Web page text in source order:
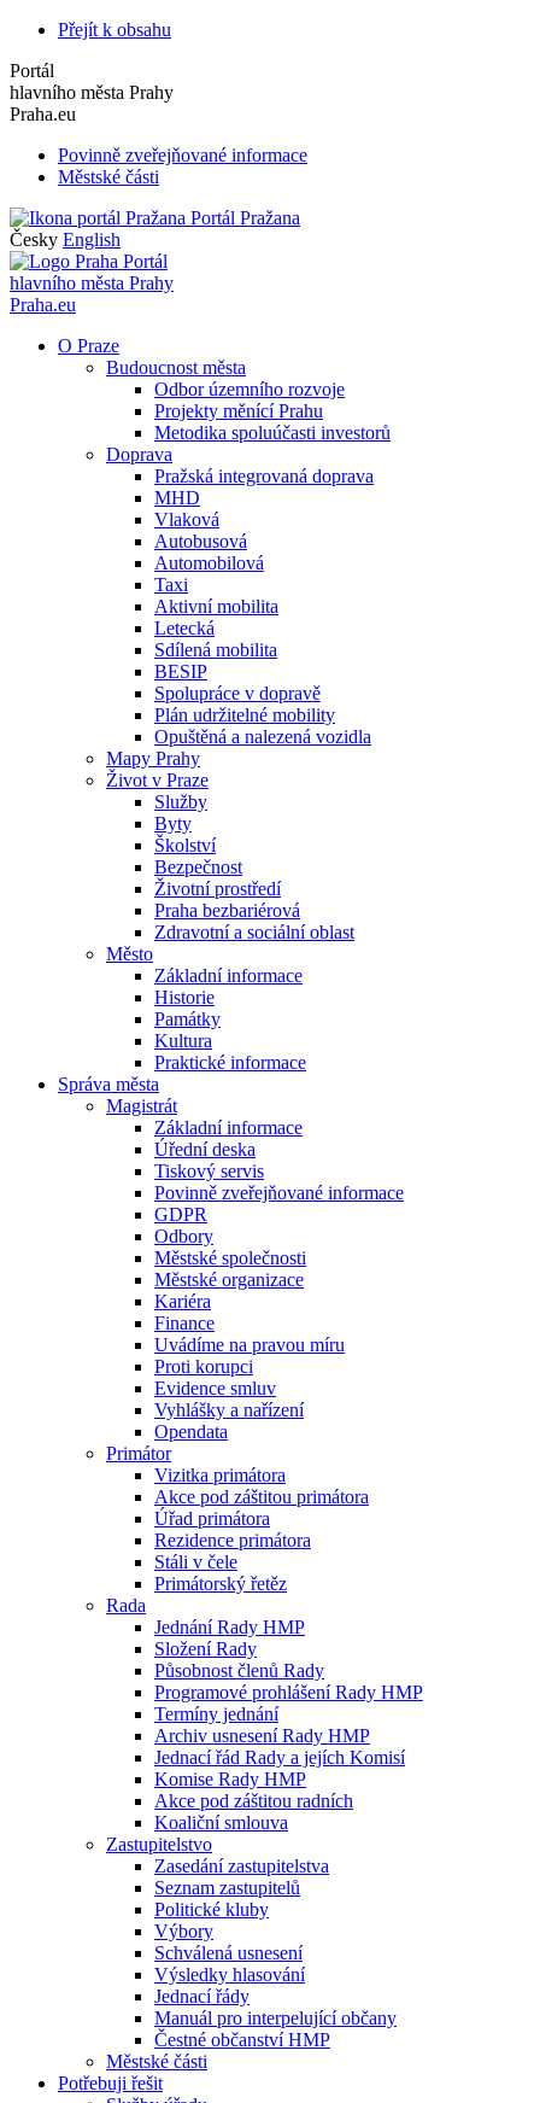
Přejít k obsahu
Portál
hlavního města Prahy
Praha.eu
Povinně zveřejňované informace
Městské části
Portál Pražana
Česky English
Portál
hlavního města Prahy
Praha.eu
O Praze
Budoucnost města
Odbor územního rozvoje
Projekty měnící Prahu
Metodika spoluúčasti investorů
Doprava
Pražská integrovaná doprava
MHD
Vlaková
Autobusová
Automobilová
Taxi
Aktivní mobilita
Letecká
Sdílená mobilita
BESIP
Spolupráce v dopravě
Plán udržitelné mobility
Opuštěná a nalezená vozidla
Mapy Prahy
Život v Praze
Služby
Byty
Školství
Bezpečnost
Životní prostředí
Praha bezbariérová
Zdravotní a sociální oblast
Město
Základní informace
Historie
Památky
Kultura
Praktické informace
Správa města
Magistrát
Základní informace
Úřední deska
Tiskový servis
Povinně zveřejňované informace
GDPR
Odbory
Městské společnosti
Městské organizace
Kariéra
Finance
Uvádíme na pravou míru
Proti korupci
Evidence smluv
Vyhlášky a nařízení
Opendata
Primátor
Vizitka primátora
Akce pod záštitou primátora
Úřad primátora
Rezidence primátora
Stáli v čele
Primátorský řetěz
Rada
Jednání Rady HMP
Složení Rady
Působnost členů Rady
Programové prohlášení Rady HMP
Termíny jednání
Archiv usnesení Rady HMP
Jednací řád Rady a jejích Komisí
Komise Rady HMP
Akce pod záštitou radních
Koaliční smlouva
Zastupitelstvo
Zasedání zastupitelstva
Seznam zastupitelů
Politické kluby
Výbory
Schválená usnesení
Výsledky hlasování
Jednací řády
Manuál pro interpelující občany
Čestné občanství HMP
Městské části
Potřebuji řešit